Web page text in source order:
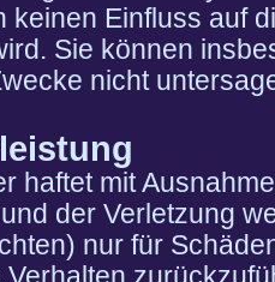
keinen Einfluss auf
Sie können
nicht
haftet mit
der Verletzung
nur für